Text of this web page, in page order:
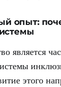
опыт:
является
этого